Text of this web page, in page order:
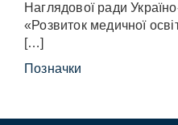
Наглядової ради
«Розвиток медичної
[…]
Позначки